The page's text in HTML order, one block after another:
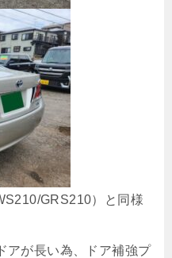
GRS210）と同様
アが長い為、ドア補強プ